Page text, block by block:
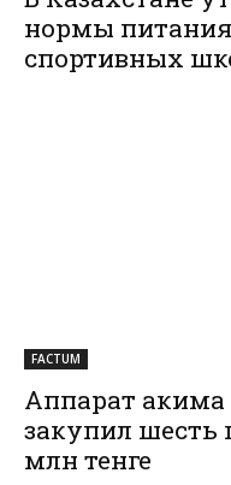
нормы
спортивных
FACTUM
Аппарат акима
закупил шесть
млн тенге